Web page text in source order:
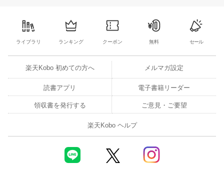
ライブラリ ランキング クーポン 無料 セール
楽天Kobo 初めての方へ メルマガ設定
読書アプリ 電子書籍リーダー
領収書を発行する ご意見・ご要望
楽天Kobo ヘルプ